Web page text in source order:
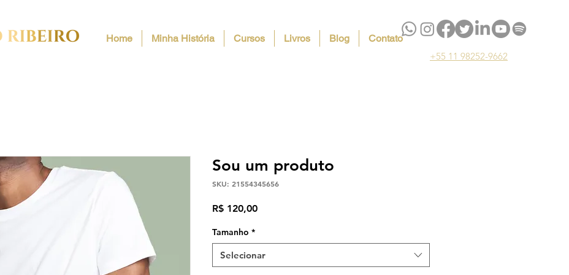
Home Minha História Cursos Livros Blog
Contato
+55 11 98252-9662
Sou um produto
SKU: 21554345656
R$ 120,00Preço
Tamanho *
Selecionar